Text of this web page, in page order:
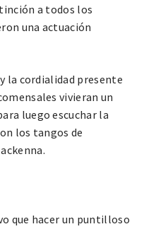
a todos los
una actuación
la cordialidad presente
vivieran un
luego escuchar la
los tangos de
que hacer un puntilloso